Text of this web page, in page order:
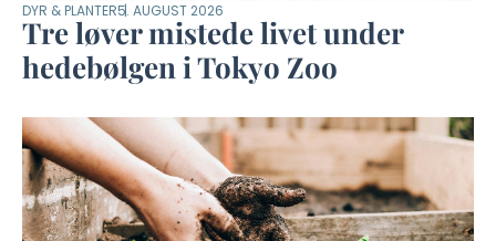
DYR & PLANTER5. AUGUST 2026
Tre løver mistede livet under
hedebølgen i Tokyo Zoo